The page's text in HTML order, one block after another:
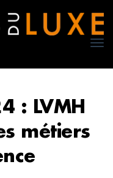
: LVMH
métiers